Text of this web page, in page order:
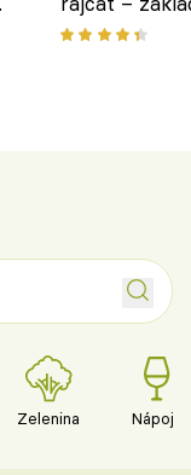
Zelenina Nápoje